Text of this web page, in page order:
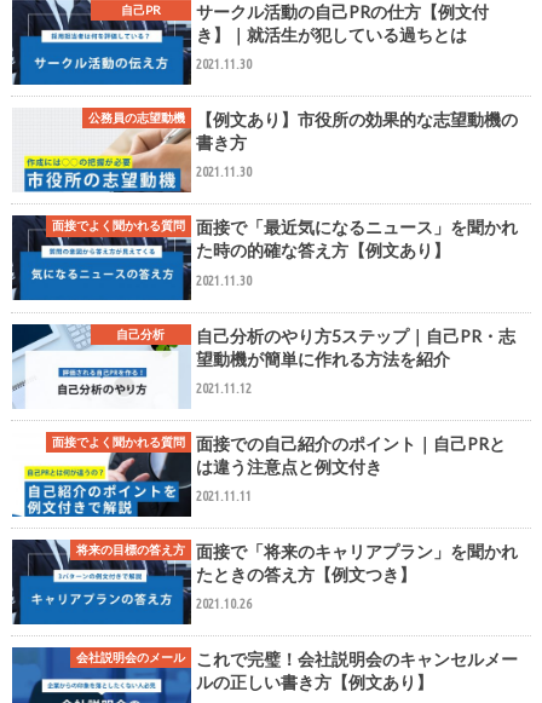
自己PR
サークル活動の自己PRの仕方【例文付
き】｜就活生が犯している過ちとは
2021.11.30
公務員の志望動機
【例文あり】市役所の効果的な志望動機の
書き方
2021.11.30
面接でよく聞かれる質問
面接で「最近気になるニュース」を聞かれ
た時の的確な答え方【例文あり】
2021.11.30
自己分析
自己分析のやり方5ステップ｜自己PR・志
望動機が簡単に作れる方法を紹介
2021.11.12
面接でよく聞かれる質問
面接での自己紹介のポイント｜自己PRと
は違う注意点と例文付き
2021.11.11
将来の目標の答え方
面接で「将来のキャリアプラン」を聞かれ
たときの答え方【例文つき】
2021.10.26
会社説明会のメール
これで完璧！会社説明会のキャンセルメー
ルの正しい書き方【例文あり】